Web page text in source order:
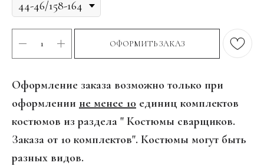
ОФОРМИТЬ ЗАКАЗ
Оформление заказа возможно только при
оформлении не менее 10 единиц комплектов
костюмов из раздела " Костюмы сварщиков.
Заказа от 10 комплектов". Костюмы могут быть
разных видов.